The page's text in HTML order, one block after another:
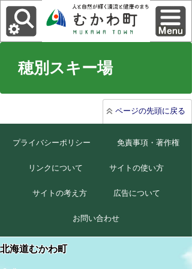
穂別スキー場
ページの先頭に戻る
プライバシーポリシー 免責事項・著作権
リンクについて サイトの使い方
サイトの考え方 広告について
お問い合わせ
北海道むかわ町